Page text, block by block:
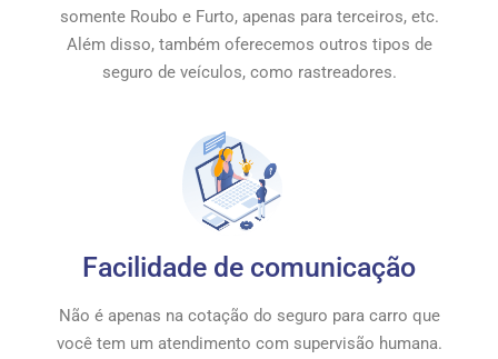
somente Roubo e Furto, apenas para terceiros, etc.
Além disso, também oferecemos outros tipos de
seguro de veículos, como rastreadores.
Facilidade de comunicação
Não é apenas na cotação do seguro para carro que
você tem um atendimento com supervisão humana.